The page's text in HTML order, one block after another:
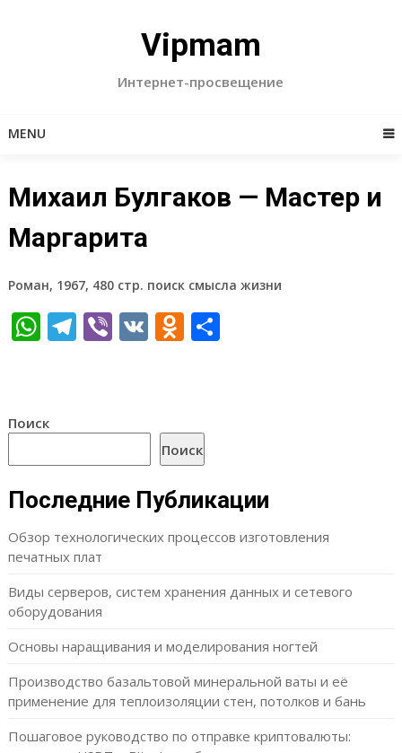
Vipmam
Интернет-просвещение
MENU
Михаил Булгаков — Мастер и
Маргарита
Роман, 1967, 480 стр. поиск смысла жизни
WhatsApp
Telegram
Viber
VKOdnoklassniki
Отправить
Поиск
Поиск
Последние Публикации
Обзор технологических процессов изготовления
печатных плат
Виды серверов, систем хранения данных и сетевого
оборудования
Основы наращивания и моделирования ногтей
Производство базальтовой минеральной ваты и её
применение для теплоизоляции стен, потолков и бань
Пошаговое руководство по отправке криптовалюты: